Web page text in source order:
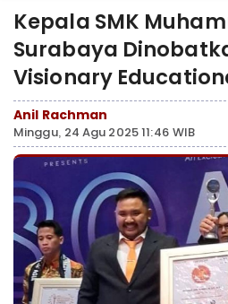
Kepala SMK
Surabaya
Visionary
Anil Rachman
Minggu, 24 Agu 2025 11:46 WIB